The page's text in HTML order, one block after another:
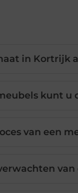
in Kortrijk
kunt u
van een